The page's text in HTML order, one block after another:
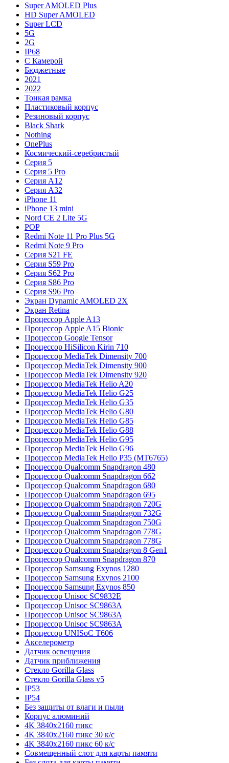
Super AMOLED Plus
HD Super AMOLED
Super LCD
5G
2G
IP68
С Камерой
Бюджетные
2021
2022
Тонкая рамка
Пластиковый корпус
Резиновый корпус
Black Shark
Nothing
OnePlus
Космический-серебристый
Серия 5
Серия 5 Pro
Серия A12
Серия A32
iPhone 11
iPhone 13 mini
Nord CE 2 Lite 5G
POP
Redmi Note 11 Pro Plus 5G
Redmi Note 9 Pro
Серия S21 FE
Серия S59 Pro
Серия S62 Pro
Серия S86 Pro
Серия S96 Pro
Экран Dynamic AMOLED 2X
Экран Retina
Процессор Apple A13
Процессор Apple A15 Bionic
Процессор Google Tensor
Процессор HiSilicon Kirin 710
Процессор MediaTek Dimensity 700
Процессор MediaTek Dimensity 900
Процессор MediaTek Dimensity 920
Процессор MediaTek Helio A20
Процессор MediaTek Helio G25
Процессор MediaTek Helio G35
Процессор MediaTek Helio G80
Процессор MediaTek Helio G85
Процессор MediaTek Helio G88
Процессор MediaTek Helio G95
Процессор MediaTek Helio G96
Процессор MediaTek Helio P35 (MT6765)
Процессор Qualcomm Snapdragon 480
Процессор Qualcomm Snapdragon 662
Процессор Qualcomm Snapdragon 680
Процессор Qualcomm Snapdragon 695
Процессор Qualcomm Snapdragon 720G
Процессор Qualcomm Snapdragon 732G
Процессор Qualcomm Snapdragon 750G
Процессор Qualcomm Snapdragon 778G
Процессор Qualcomm Snapdragon 778G
Процессор Qualcomm Snapdragon 8 Gen1
Процессор Qualcomm Snapdragon 870
Процессор Samsung Exynos 1280
Процессор Samsung Exynos 2100
Процессор Samsung Exynos 850
Процессор Unisoc SC9832E
Процессор Unisoc SC9863A
Процессор Unisoc SC9863A
Процессор Unisoc SC9863A
Процессор UNISoC T606
Акселерометр
Датчик освещения
Датчик приближения
Стекло Gorilla Glass
Стекло Gorilla Glass v5
IP53
IP54
Без защиты от влаги и пыли
Корпус алюминий
4K 3840x2160 пикс
4K 3840x2160 пикс 30 к/с
4K 3840x2160 пикс 60 к/с
Совмещенный слот для карты памяти